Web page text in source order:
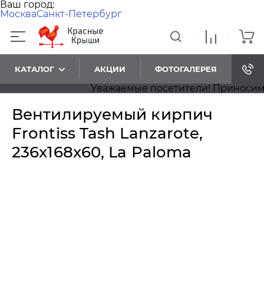
Ваш город:
МоскваСанкт-Петербург
КАТАЛОГ АКЦИИ ФОТОГАЛЕРЕЯ
Уважаемые посетители! Приносим
Вентилируемый кирпич
Frontiss Tash Lanzarote,
236x168x60, La Paloma